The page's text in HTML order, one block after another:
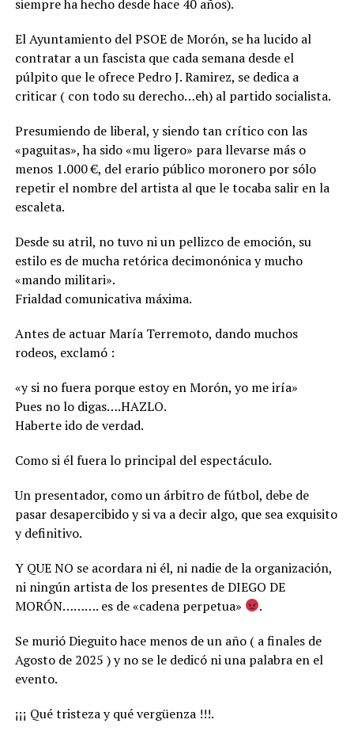
siempre ha hecho desde hace 40 años).
El Ayuntamiento del PSOE de Morón, se ha lucido al
contratar a un fascista que cada semana desde el
púlpito que le ofrece Pedro J. Ramirez, se dedica a
criticar ( con todo su derecho…eh) al partido socialista.
Presumiendo de liberal, y siendo tan crítico con las
«paguitas», ha sido «mu ligero» para llevarse más o
menos 1.000 €, del erario público moronero por sólo
repetir el nombre del artista al que le tocaba salir en la
escaleta.
Desde su atril, no tuvo ni un pellizco de emoción, su
estilo es de mucha retórica decimonónica y mucho
«mando militari».
Frialdad comunicativa máxima.
Antes de actuar María Terremoto, dando muchos
rodeos, exclamó :
«y si no fuera porque estoy en Morón, yo me iría»
Pues no lo digas….HAZLO.
Haberte ido de verdad.
Como si él fuera lo principal del espectáculo.
Un presentador, como un árbitro de fútbol, debe de
pasar desapercibido y si va a decir algo, que sea exquisito
y definitivo.
Y QUE NO se acordara ni él, ni nadie de la organización,
ni ningún artista de los presentes de DIEGO DE
MORÓN………. es de «cadena perpetua»
.
Se murió Dieguito hace menos de un año ( a finales de
Agosto de 2025 ) y no se le dedicó ni una palabra en el
evento.
¡¡¡ Qué tristeza y qué vergüenza !!!.